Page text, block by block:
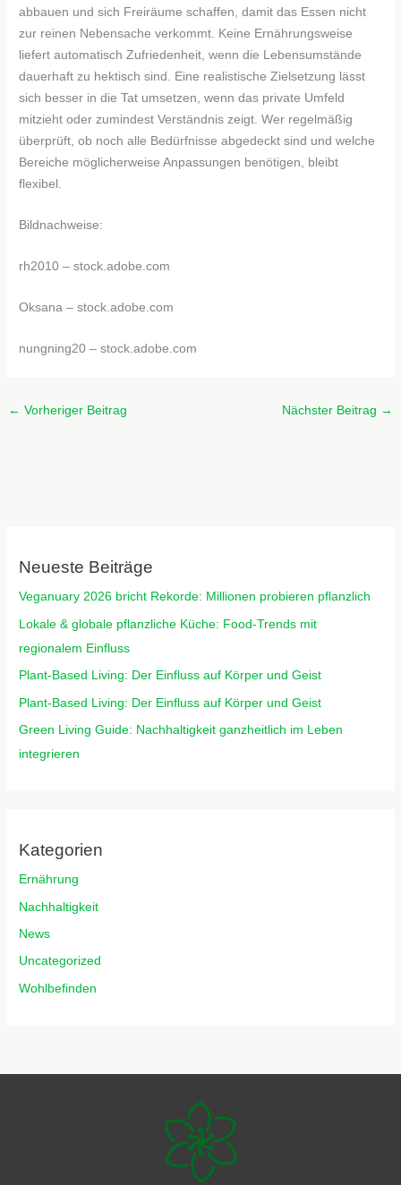
abbauen und sich Freiräume schaffen, damit das Essen nicht
zur reinen Nebensache verkommt. Keine Ernährungsweise
liefert automatisch Zufriedenheit, wenn die Lebensumstände
dauerhaft zu hektisch sind. Eine realistische Zielsetzung lässt
sich besser in die Tat umsetzen, wenn das private Umfeld
mitzieht oder zumindest Verständnis zeigt. Wer regelmäßig
überprüft, ob noch alle Bedürfnisse abgedeckt sind und welche
Bereiche möglicherweise Anpassungen benötigen, bleibt
flexibel.
Bildnachweise:
rh2010 – stock.adobe.com
Oksana – stock.adobe.com
nungning20 – stock.adobe.com
← Vorheriger Beitrag Nächster Beitrag →
Neueste Beiträge
Veganuary 2026 bricht Rekorde: Millionen probieren pflanzlich
Lokale & globale pflanzliche Küche: Food-Trends mit
regionalem Einfluss
Plant-Based Living: Der Einfluss auf Körper und Geist
Plant-Based Living: Der Einfluss auf Körper und Geist
Green Living Guide: Nachhaltigkeit ganzheitlich im Leben
integrieren
Kategorien
Ernährung
Nachhaltigkeit
News
Uncategorized
Wohlbefinden